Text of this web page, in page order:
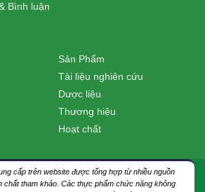
Bình luận
Sản Phẩm
Tài liệu nghiên cứu
Dược liệu
Thương hiệu
Hoạt chất
cấp trên website được tổng hợp từ nhiều nguồn
chất tham khảo. Các thực phẩm chức năng không